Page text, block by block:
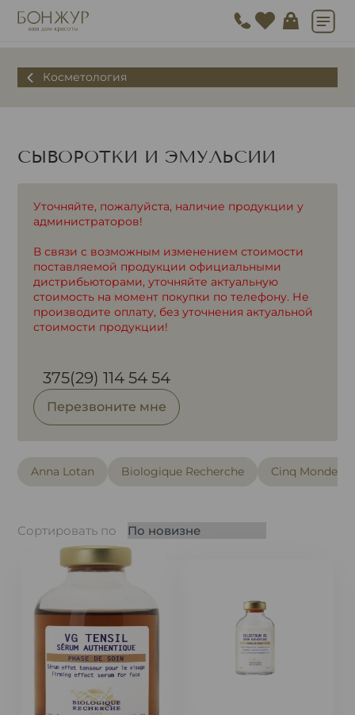
Косметология
СЫВОРОТКИ И ЭМУЛЬСИИ
Уточняйте, пожалуйста, наличие продукции у
администраторов!
В связи с возможным изменением стоимости
поставляемой продукции официальными
дистрибьюторами, уточняйте актуальную
стоимость на момент покупки по телефону. Не
производите оплату, без уточнения актуальной
стоимости продукции!
375(29) 114 54 54
Перезвоните мне
Anna Lotan Biologique Recherche Cinq Mondes
Сортировать по